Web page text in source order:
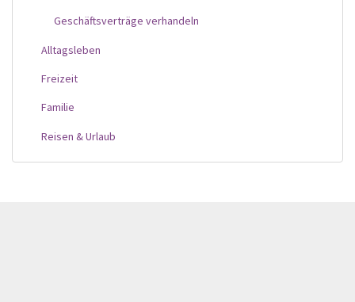
Geschäftsverträge verhandeln
Alltagsleben
Freizeit
Familie
Reisen & Urlaub